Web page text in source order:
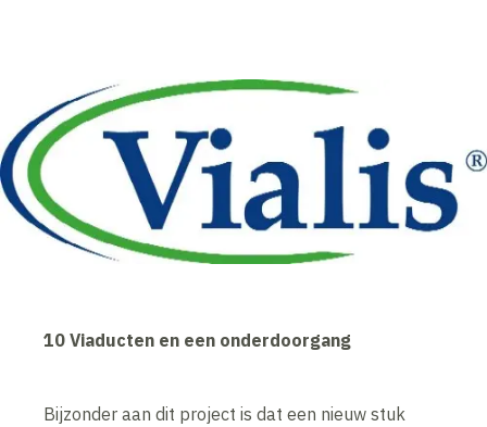
10 Viaducten en een onderdoorgang
Bijzonder aan dit project is dat een nieuw stuk